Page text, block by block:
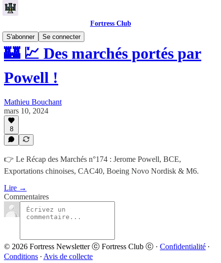
Fortress Club
S'abonner
Se connecter
🏰 💹 Des marchés portés par
Powell !
Mathieu Bouchant
mars 10, 2024
8
👉 Le Récap des Marchés n°174 : Jerome Powell, BCE,
Exportations chinoises, CAC40, Boeing Novo Nordisk & M6.
Lire →
Commentaires
© 2026 Fortress Newsletter ⓒ Fortress Club ⓒ · Confidentialité ∙
Conditions ∙ Avis de collecte